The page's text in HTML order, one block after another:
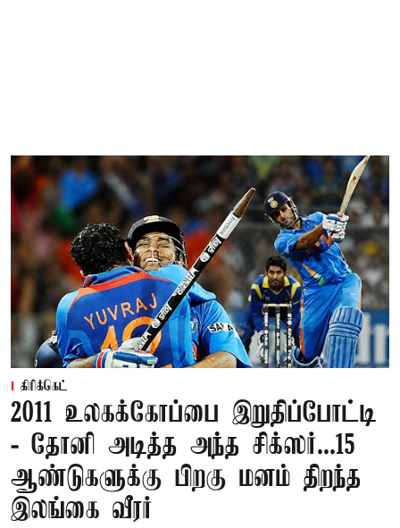
கிரிக்கெட்
2011 உலகக்கோப்பை இறுதிப்போட்டி
- தோனி அடித்த அந்த சிக்ஸர்...15
ஆண்டுகளுக்கு பிறகு மனம் திறந்த
இலங்கை வீரர்